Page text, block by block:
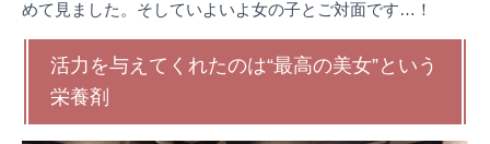
めて見ました。そしていよいよ女の子とご対面です…！
活力を与えてくれたのは“最高の美女”という
栄養剤